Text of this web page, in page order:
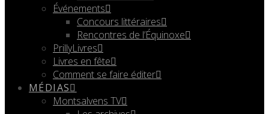
Événements
Concours littéraires
Rencontres de l’Équinoxe
PrillyLivres
Livres en fête
Comment se faire éditer
MÉDIAS
Montsalvens TV